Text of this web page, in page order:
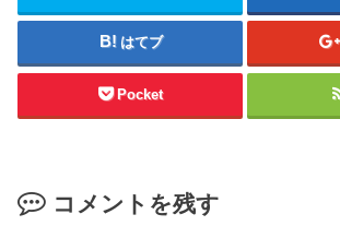
はてブ
Pocket
コメントを残す